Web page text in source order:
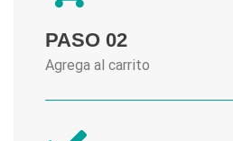
PASO 02
Agrega al carrito